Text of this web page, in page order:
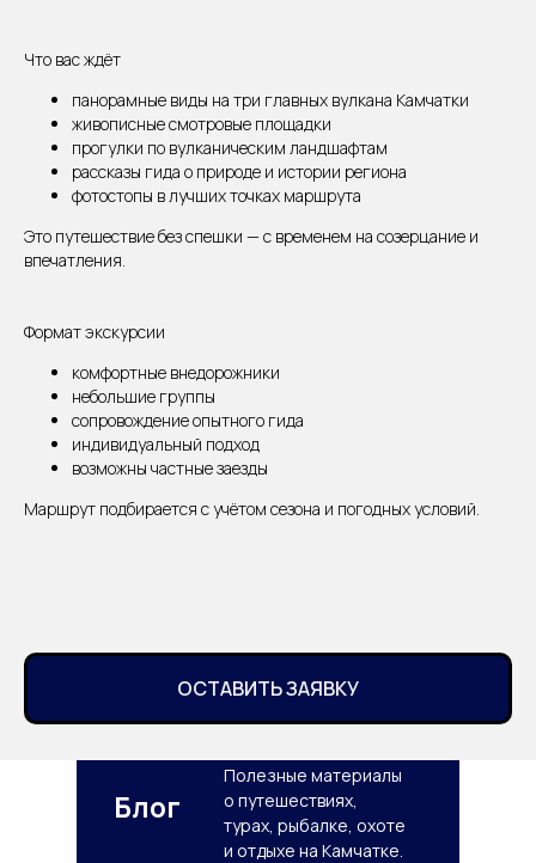
Что вас ждёт
панорамные виды на три главных вулкана Камчатки
живописные смотровые площадки
прогулки по вулканическим ландшафтам
рассказы гида о природе и истории региона
фотостопы в лучших точках маршрута
Это путешествие без спешки — с временем на созерцание и
впечатления.
Формат экскурсии
комфортные внедорожники
небольшие группы
сопровождение опытного гида
индивидуальный подход
возможны частные заезды
Маршрут подбирается с учётом сезона и погодных условий.
ОСТАВИТЬ ЗАЯВКУ
Блог
Полезные материалы
о путешествиях,
турах, рыбалке, охоте
и отдыхе на Камчатке.